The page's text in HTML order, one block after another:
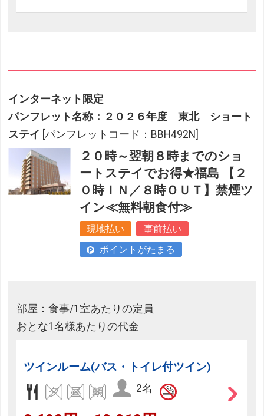
インターネット限定
パンフレット名称：２０２６年度 東北 ショート
ステイ [パンフレットコード：BBH492N]
２０時～翌朝８時までのショ
ートステイでお得★福島 【２
０時ＩＮ／８時ＯＵＴ】禁煙ツ
イン≪無料朝食付≫
現地払い
事前払い
ポイントがたまる
部屋：食事/1室あたりの定員
おとな1名様あたりの代金
ツインルーム(バス・トイレ付ツイン)
2名